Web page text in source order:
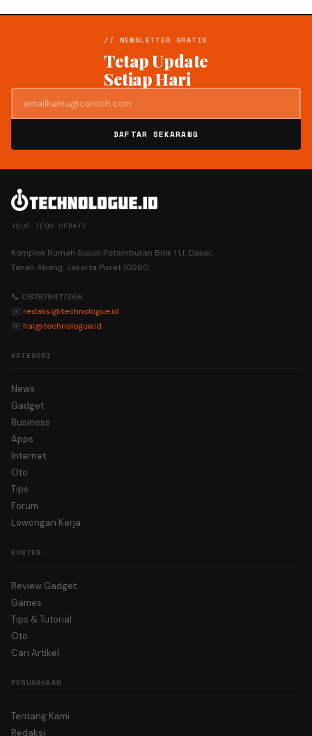
// NEWSLETTER GRATIS
Tetap Update
Setiap Hari
DAFTAR SEKARANG
YOUR TECH UPDATE
Komplek Rumah Susun Petamburan Blok 1 Lt. Dasar,
Tanah Abang, Jakarta Pusat 10260
📞 087878477366
✉️ redaksi@technologue.id
✉️ hai@technologue.id
KATEGORI
News
Gadget
Business
Apps
Internet
Oto
Tips
Forum
Lowongan Kerja
KONTEN
Review Gadget
Games
Tips & Tutorial
Oto
Cari Artikel
PERUSAHAAN
Tentang Kami
Redaksi